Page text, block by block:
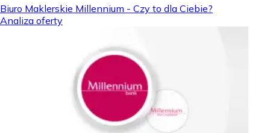
Biuro Maklerskie Millennium - Czy to dla Ciebie?
Analiza oferty